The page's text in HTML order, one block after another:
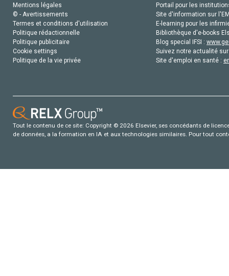
Mentions légales
© - Avertissements
Termes et conditions d'utilisation
Politique rédactionnelle
Politique publicitaire
Cookie settings
Politique de la vie privée
Portail pour les
Site d'information sur
E-learning pour les
Bibliothèque d'e-books
Blog special IFSI :
Suivez notre actualité
Site d'emploi en santé :
Tout le contenu de ce site: Copyright © 2026 Elsevier, ses concédants de
de données, a la formation en IA et aux technologies similaires. Pour tout